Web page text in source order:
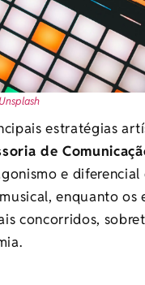
Unsplash
estratégias
de
e
enquanto os
concorridos,